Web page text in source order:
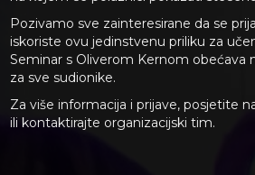
Pozivamo sve zainteresirane da se
iskoriste ovu jedinstvenu priliku za
Seminar s Oliverom Kernom obećava
za sve sudionike.
Za više informacija i prijave, posjetite
ili kontaktirajte organizacijski tim.